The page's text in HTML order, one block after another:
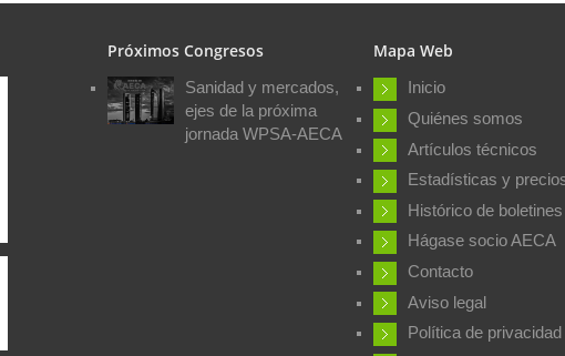
Próximos Congresos
Sanidad y mercados,
ejes de la próxima
jornada WPSA-AECA
Mapa Web
Inicio
Quiénes somos
Artículos técnicos
Estadísticas y
Histórico de boletines
Hágase socio AECA
Contacto
Aviso legal
Política de privacidad